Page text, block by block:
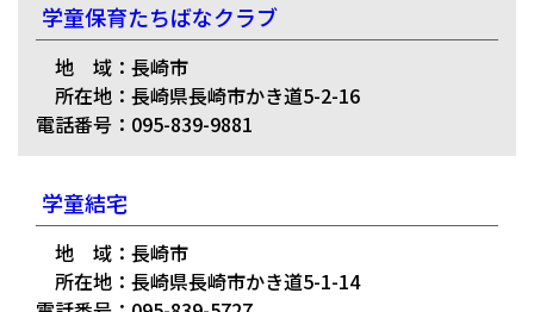
学童保育たちばなクラブ
地 域：長崎市
所在地：長崎県長崎市かき道5-2-16
電話番号：095-839-9881
学童結宅
地 域：長崎市
所在地：長崎県長崎市かき道5-1-14